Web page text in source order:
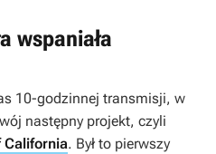
wspaniała
10-godzinnej transmisji, w
następny projekt, czyli
California. Był to pierwszy